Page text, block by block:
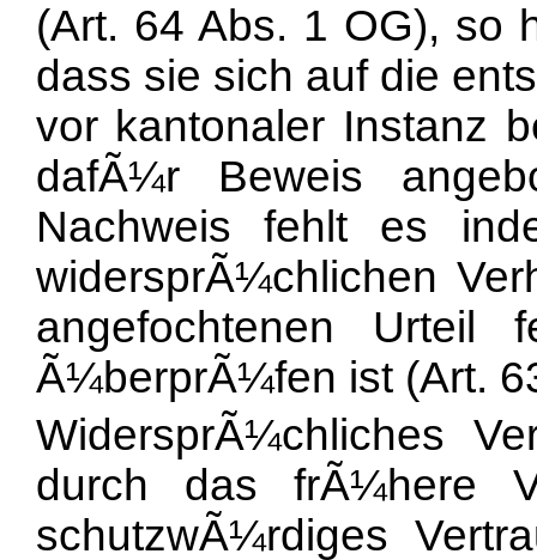
(Art. 64 Abs. 1 OG), so
dass sie sich auf die
vor kantonaler Instanz
dafÃ¼r Beweis
Nachweis fehlt es
widersprÃ¼chlichen
angefochtenen Urteil
Ã¼berprÃ¼fen ist (Art.
WidersprÃ¼chliches
durch das frÃ¼here
schutzwÃ¼rdiges